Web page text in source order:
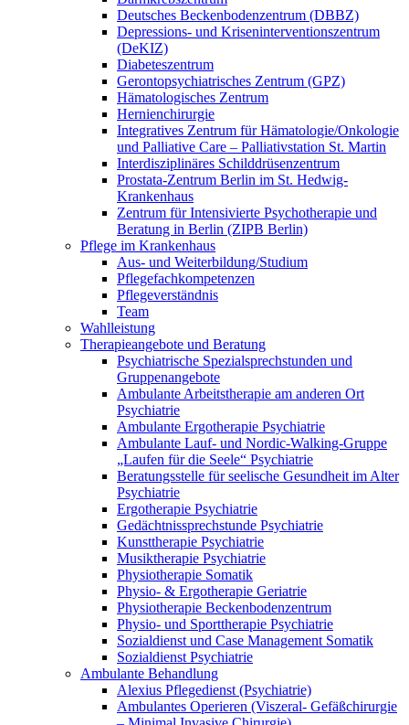
Deutsches Beckenbodenzentrum (DBBZ)
Depressions- und Kriseninterventionszentrum
(DeKIZ)
Diabeteszentrum
Gerontopsychiatrisches Zentrum (GPZ)
Hämatologisches Zentrum
Hernienchirurgie
Integratives Zentrum für Hämatologie/Onkologie
und Palliative Care – Palliativstation St. Martin
Interdisziplinäres Schilddrüsenzentrum
Prostata-Zentrum Berlin im St. Hedwig-
Krankenhaus
Zentrum für Intensivierte Psychotherapie und
Beratung in Berlin (ZIPB Berlin)
Pflege im Krankenhaus
Aus- und Weiterbildung/Studium
Pflegefachkompetenzen
Pflegeverständnis
Team
Wahlleistung
Therapieangebote und Beratung
Psychiatrische Spezialsprechstunden und
Gruppenangebote
Ambulante Arbeitstherapie am anderen Ort
Psychiatrie
Ambulante Ergotherapie Psychiatrie
Ambulante Lauf- und Nordic-Walking-Gruppe
„Laufen für die Seele“ Psychiatrie
Beratungsstelle für seelische Gesundheit im Alter
Psychiatrie
Ergotherapie Psychiatrie
Gedächtnissprechstunde Psychiatrie
Kunsttherapie Psychiatrie
Musiktherapie Psychiatrie
Physiotherapie Somatik
Physio- & Ergotherapie Geriatrie
Physiotherapie Beckenbodenzentrum
Physio- und Sporttherapie Psychiatrie
Sozialdienst und Case Management Somatik
Sozialdienst Psychiatrie
Ambulante Behandlung
Alexius Pflegedienst (Psychiatrie)
Ambulantes Operieren (Viszeral- Gefäßchirurgie